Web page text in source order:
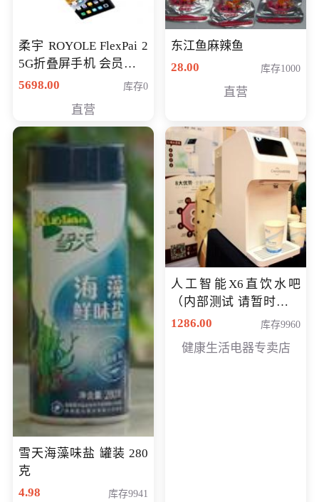
柔宇 ROYOLE FlexPai 2
5G折叠屏手机 会员专享
购买价格 4998元
5698.00 库存0
直营
东江鱼麻辣鱼
28.00
库存1000
直营
雪天海藻味盐 罐装 280
克
4.98
库存9941
人工智能X6直饮水吧
（内部测试 请暂时不要
购买）
1286.00 库存9960
健康生活电器专卖店